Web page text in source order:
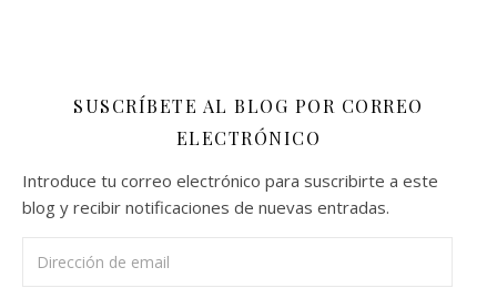
SUSCRÍBETE AL BLOG POR CORREO
ELECTRÓNICO
Introduce tu correo electrónico para suscribirte a este
blog y recibir notificaciones de nuevas entradas.